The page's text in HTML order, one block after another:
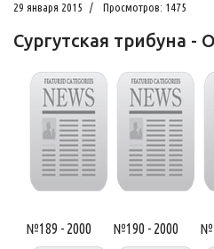
29 января 2015 Просмотров: 1475
Сургутская трибуна -
№189 - 2000 №190 - 2000